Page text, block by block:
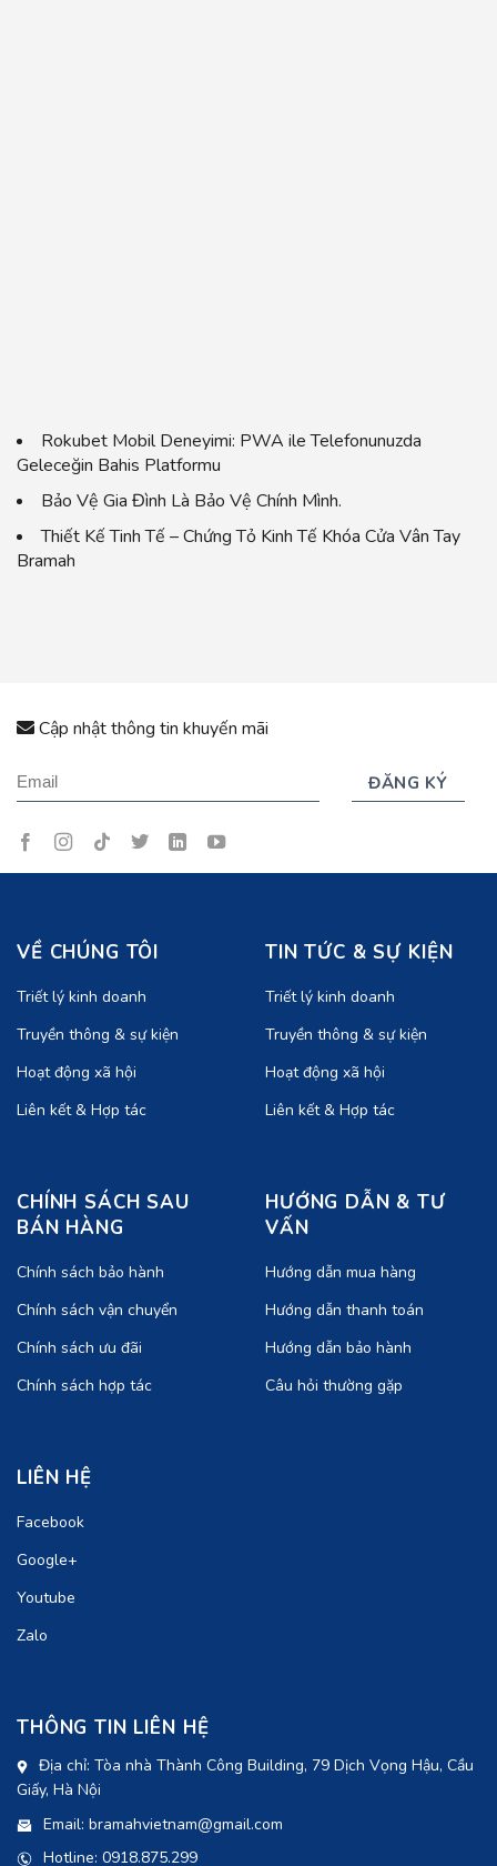
Rokubet Mobil Deneyimi: PWA ile Telefonunuzda
Geleceğin Bahis Platformu
Bảo Vệ Gia Đình Là Bảo Vệ Chính Mình.
Thiết Kế Tinh Tế – Chứng Tỏ Kinh Tế Khóa Cửa Vân Tay
Bramah
Cập nhật thông tin khuyến mãi
VỀ CHÚNG TÔI
Triết lý kinh doanh
Truyền thông & sự kiện
Hoạt động xã hội
Liên kết & Hợp tác
TIN TỨC & SỰ KIỆN
Triết lý kinh doanh
Truyền thông & sự kiện
Hoạt động xã hội
Liên kết & Hợp tác
CHÍNH SÁCH SAU
BÁN HÀNG
Chính sách bảo hành
Chính sách vận chuyển
Chính sách ưu đãi
Chính sách hợp tác
HƯỚNG DẪN & TƯ
VẤN
Hướng dẫn mua hàng
Hướng dẫn thanh toán
Hướng dẫn bảo hành
Câu hỏi thường gặp
LIÊN HỆ
Facebook
Google+
Youtube
Zalo
THÔNG TIN LIÊN HỆ
Địa chỉ: Tòa nhà Thành Công Building, 79 Dịch Vọng Hậu, Cầu
Giấy, Hà Nội
Email: bramahvietnam@gmail.com
Hotline: 0918.875.299